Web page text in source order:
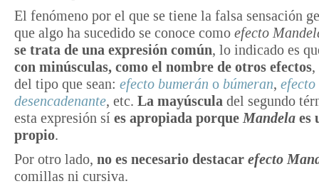
El fenómeno por el que se tiene la falsa sensación
que algo ha sucedido se conoce como efecto
se trata de una expresión común, lo indicado es
con minúsculas, como el nombre de otros efectos,
del tipo que sean: efecto bumerán o búmeran, efecto
desencadenante, etc. La mayúscula del segundo
esta expresión sí es apropiada porque Mandela es
propio.
Por otro lado, no es necesario destacar efecto
comillas ni cursiva.